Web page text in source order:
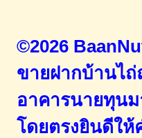
©2026
ขายฝากบ้านไ
อาคารนายทุนม
โดยตรงยินดีให้